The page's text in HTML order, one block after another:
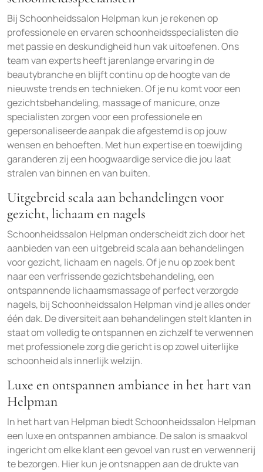
Bij Schoonheidssalon Helpman kun je rekenen op
professionele en ervaren schoonheidsspecialisten die
met passie en deskundigheid hun vak uitoefenen. Ons
team van experts heeft jarenlange ervaring in de
beautybranche en blijft continu op de hoogte van de
nieuwste trends en technieken. Of je nu komt voor een
gezichtsbehandeling, massage of manicure, onze
specialisten zorgen voor een professionele en
gepersonaliseerde aanpak die afgestemd is op jouw
wensen en behoeften. Met hun expertise en toewijding
garanderen zij een hoogwaardige service die jou laat
stralen van binnen en van buiten.
Uitgebreid scala aan behandelingen voor
gezicht, lichaam en nagels
Schoonheidssalon Helpman onderscheidt zich door het
aanbieden van een uitgebreid scala aan behandelingen
voor gezicht, lichaam en nagels. Of je nu op zoek bent
naar een verfrissende gezichtsbehandeling, een
ontspannende lichaamsmassage of perfect verzorgde
nagels, bij Schoonheidssalon Helpman vind je alles onder
één dak. De diversiteit aan behandelingen stelt klanten in
staat om volledig te ontspannen en zichzelf te verwennen
met professionele zorg die gericht is op zowel uiterlijke
schoonheid als innerlijk welzijn.
Luxe en ontspannen ambiance in het hart van
Helpman
In het hart van Helpman biedt Schoonheidssalon Helpman
een luxe en ontspannen ambiance. De salon is smaakvol
ingericht om elke klant een gevoel van rust en verwennerij
te bezorgen. Hier kun je ontsnappen aan de drukte van